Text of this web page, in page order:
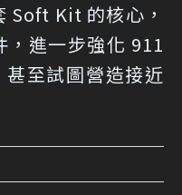
Soft Kit 的核心，
，進一步強化 911
至試圖營造接近